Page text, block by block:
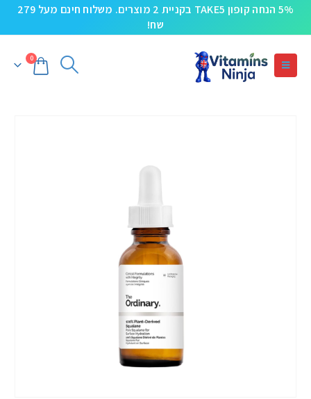
5% הנחה קופון TAKE5 בקניית 2 מוצרים. משלוח חינם מעל 279
שח!
0